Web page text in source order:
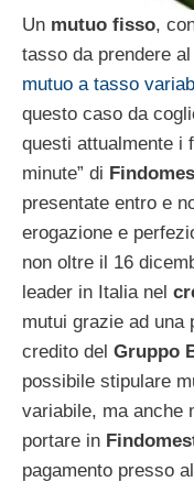
Un mutuo fisso,
tasso da prendere
mutuo a tasso
questo caso da
questi attualmente i
minute” di
presentate entro e
erogazione e
non oltre il 16
leader in Italia nel
mutui grazie ad una
credito del Gruppo
possibile stipulare
variabile, ma anche
portare in
pagamento presso